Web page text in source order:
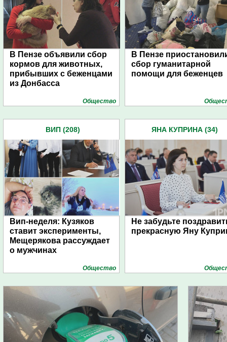
В Пензе объявили сбор
кормов для животных,
прибывших с беженцами
из Донбасса
Общество
В Пензе
сбор гуманитарной
помощи для беженцев
ВИП (208)
Вип-неделя: Кузяков
ставит эксперименты,
Мещерякова рассуждает
о мужчинах
Общество
ЯНА КУПРИНА (34)
Не забудьте
прекрасную Яну